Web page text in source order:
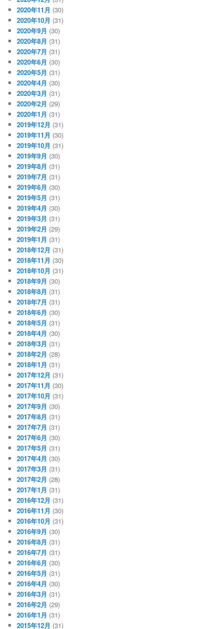
2020年11月 (30)
2020年10月 (31)
2020年9月 (30)
2020年8月 (31)
2020年7月 (31)
2020年6月 (30)
2020年5月 (31)
2020年4月 (30)
2020年3月 (31)
2020年2月 (29)
2020年1月 (31)
2019年12月 (31)
2019年11月 (30)
2019年10月 (31)
2019年9月 (30)
2019年8月 (31)
2019年7月 (31)
2019年6月 (30)
2019年5月 (31)
2019年4月 (30)
2019年3月 (31)
2019年2月 (29)
2019年1月 (31)
2018年12月 (31)
2018年11月 (30)
2018年10月 (31)
2018年9月 (30)
2018年8月 (31)
2018年7月 (31)
2018年6月 (30)
2018年5月 (31)
2018年4月 (30)
2018年3月 (31)
2018年2月 (28)
2018年1月 (31)
2017年12月 (31)
2017年11月 (30)
2017年10月 (31)
2017年9月 (30)
2017年8月 (31)
2017年7月 (31)
2017年6月 (30)
2017年5月 (31)
2017年4月 (30)
2017年3月 (31)
2017年2月 (28)
2017年1月 (31)
2016年12月 (31)
2016年11月 (30)
2016年10月 (31)
2016年9月 (30)
2016年8月 (31)
2016年7月 (31)
2016年6月 (30)
2016年5月 (31)
2016年4月 (30)
2016年3月 (31)
2016年2月 (29)
2016年1月 (31)
2015年12月 (31)